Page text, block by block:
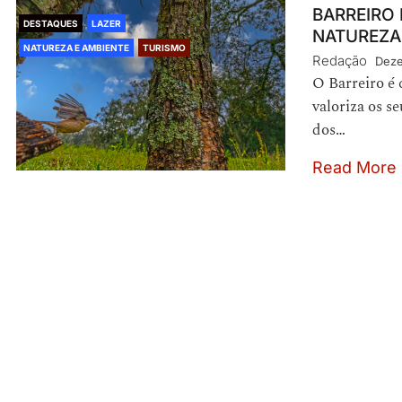
DESTAQUES LAZER
NATUREZA E AMBIENTE TURISMO
NATUREZA
Redação
O Barreiro é
valoriza os
dos…
Read More